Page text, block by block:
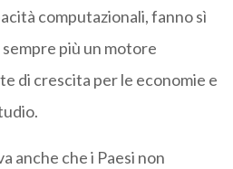
computazionali, fanno sì
più un motore
di crescita per le economie e
anche che i Paesi non